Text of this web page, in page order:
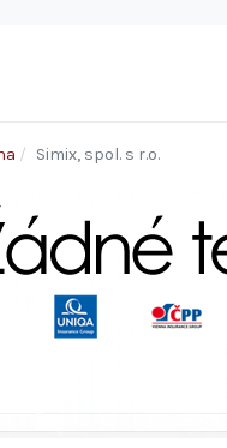
Simix, spol. s r.o.